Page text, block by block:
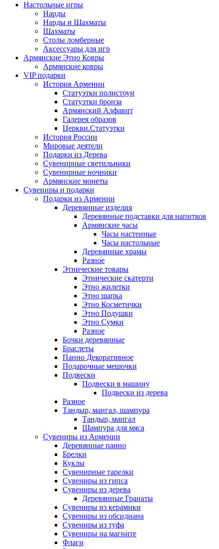
Настольные игры
Нарды
Нарды и Шахматы
Шахматы
Столы ломберные
Аксессуары для игр
Армянские Этно Ковры
Армянские ковры
VIP подарки
История Армении
Статуэтки полистоун
Статуэтки бронза
Армянский Алфавит
Галерея образов
Церкви.Статуэтки
История России
Мировые деятели
Подарки из Дерева
Сувенирные светильники
Сувенирные ночники
Армянские монеты
Сувениры и подарки
Подарки из Армении
Деревянные изделия
Деревянные подставки для напитков
Армянские часы
Часы настенные
Часы настольные
Деревянные храмы
Разное
Этнические товары
Этнические скатерти
Этно жилетки
Этно шапка
Этно Косметички
Этно Подушки
Этно Сумки
Разное
Бочки деревянные
Браслеты
Панно Декоративное
Подарочные мешочки
Подвески
Подвески в машину
Подвески из дерева
Разное
Тандыр, мангал, шампура
Тандыр, мангал
Шампура для мяса
Сувениры из Армении
Деревянные панно
Брелки
Куклы
Сувенирные тарелки
Сувениры из гипса
Сувениры из дерева
Деревянные Гранаты
Сувениры из керамики
Сувениры из обсидиана
Сувениры из туфа
Сувениры на магните
Флаги